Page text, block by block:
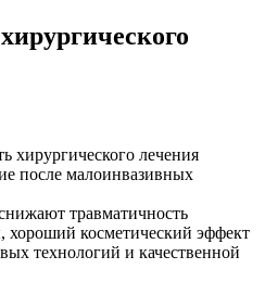
хирургического лечения
после малоинвазивных
травматичность
косметический эффект
технологий и качественной